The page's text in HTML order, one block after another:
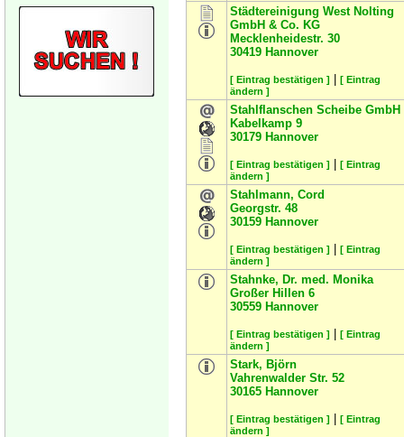
Städtereinigung West Nolting
GmbH & Co. KG
Mecklenheidestr. 30
30419 Hannover
[ Eintrag bestätigen ]
[ Eintrag
ändern ]
Stahlflanschen Scheibe GmbH
Kabelkamp 9
30179 Hannover
[ Eintrag bestätigen ]
[ Eintrag
ändern ]
Stahlmann, Cord
Georgstr. 48
30159 Hannover
[ Eintrag bestätigen ]
[ Eintrag
ändern ]
Stahnke, Dr. med. Monika
Großer Hillen 6
30559 Hannover
[ Eintrag bestätigen ]
[ Eintrag
ändern ]
Stark, Björn
Vahrenwalder Str. 52
30165 Hannover
[ Eintrag bestätigen ]
[ Eintrag
ändern ]